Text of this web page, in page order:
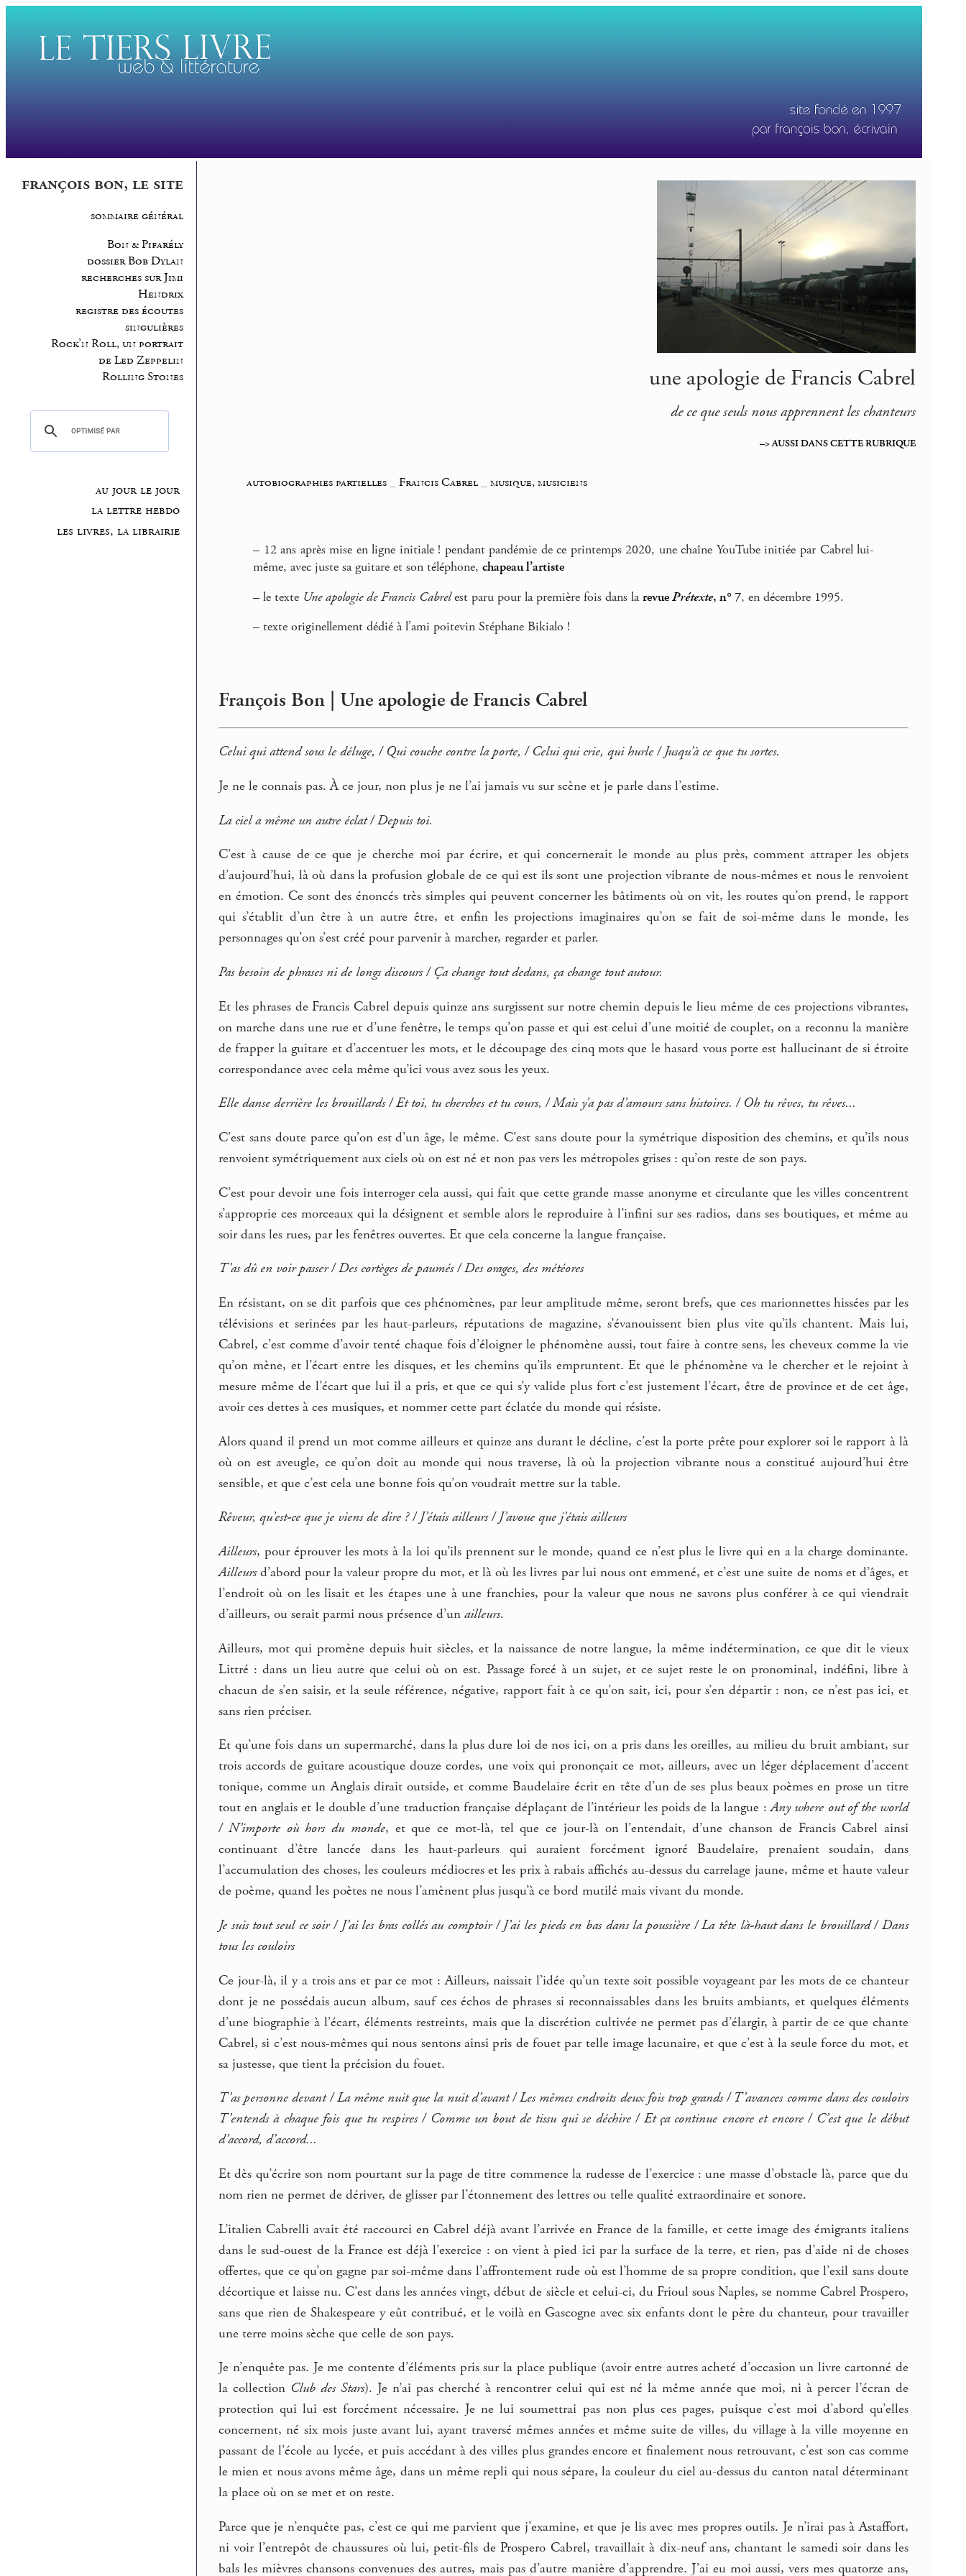
françois bon, le site
sommaire général
Bon & Pifarély
dossier Bob Dylan
recherches sur Jimi
Hendrix
registre des écoutes
singulières
Rock’n Roll, un portrait
de Led Zeppelin
Rolling Stones
au jour le jour
la lettre hebdo
les livres, la librairie
une apologie de Francis Cabrel
de ce que seuls nous apprennent les chanteurs
–> AUSSI DANS CETTE RUBRIQUE
autobiographies partielles _Francis Cabrel _musique, musiciens
– 12 ans après mise en ligne initiale ! pendant pandémie de ce printemps 2020, une chaîne YouTube initiée par Cabrel lui-
même, avec juste sa guitare et son téléphone, chapeau l’artiste
– le texte Une apologie de Francis Cabrelest paru pour la première fois dans larevuePrétexte, n° 7, en décembre 1995.
– texte originellement dédié à l’ami poitevin Stéphane Bikialo !
François Bon | Une apologie de Francis Cabrel
Celui qui attend sous le déluge, / Qui couche contre la porte, / Celui qui crie, qui hurle / Jusqu’à ce que tu sortes.
Je ne le connais pas. À ce jour, non plus je ne l’ai jamais vu sur scène et je parle dans l’estime.
La ciel a même un autre éclat / Depuis toi.
C’est à cause de ce que je cherche moi par écrire, et qui concernerait le monde au plus près, comment attraper les objets
d’aujourd’hui, là où dans la profusion globale de ce qui est ils sont une projection vibrante de nous-mêmes et nous le renvoient
en émotion. Ce sont des énoncés très simples qui peuvent concerner les bâtiments où on vit, les routes qu’on prend, le rapport
qui s’établit d’un être à un autre être, et enfin les projections imaginaires qu’on se fait de soi-même dans le monde, les
personnages qu’on s’est créé pour parvenir à marcher, regarder et parler.
Pas besoin de phrases ni de longs discours / Ça change tout dedans, ça change tout autour.
Et les phrases de Francis Cabrel depuis quinze ans surgissent sur notre chemin depuis le lieu même de ces projections vibrantes,
on marche dans une rue et d’une fenêtre, le temps qu’on passe et qui est celui d’une moitié de couplet, on a reconnu la manière
de frapper la guitare et d’accentuer les mots, et le découpage des cinq mots que le hasard vous porte est hallucinant de si étroite
correspondance avec cela même qu’ici vous avez sous les yeux.
Elle danse derrière les brouillards / Et toi, tu cherches et tu cours, / Mais y’a pas d’amours sans histoires. / Oh tu rêves, tu rêves...
C’est sans doute parce qu’on est d’un âge, le même. C’est sans doute pour la symétrique disposition des chemins, et qu’ils nous
renvoient symétriquement aux ciels où on est né et non pas vers les métropoles grises : qu’on reste de son pays.
C’est pour devoir une fois interroger cela aussi, qui fait que cette grande masse anonyme et circulante que les villes concentrent
s’approprie ces morceaux qui la désignent et semble alors le reproduire à l’infini sur ses radios, dans ses boutiques, et même au
soir dans les rues, par les fenêtres ouvertes. Et que cela concerne la langue française.
T’as dû en voir passer / Des cortèges de paumés / Des orages, des météores
En résistant, on se dit parfois que ces phénomènes, par leur amplitude même, seront brefs, que ces marionnettes hissées par les
télévisions et serinées par les haut-parleurs, réputations de magazine, s’évanouissent bien plus vite qu’ils chantent. Mais lui,
Cabrel, c’est comme d’avoir tenté chaque fois d’éloigner le phénomène aussi, tout faire à contre sens, les cheveux comme la vie
qu’on mène, et l’écart entre les disques, et les chemins qu’ils empruntent. Et que le phénomène va le chercher et le rejoint à
mesure même de l’écart que lui il a pris, et que ce qui s’y valide plus fort c’est justement l’écart, être de province et de cet âge,
avoir ces dettes à ces musiques, et nommer cette part éclatée du monde qui résiste.
Alors quand il prend un mot comme ailleurs et quinze ans durant le décline, c’est la porte prête pour explorer soi le rapport à là
où on est aveugle, ce qu’on doit au monde qui nous traverse, là où la projection vibrante nous a constitué aujourd’hui être
sensible, et que c’est cela une bonne fois qu’on voudrait mettre sur la table.
Rêveur, qu’est-ce que je viens de dire ? / J’étais ailleurs / J’avoue que j’étais ailleurs
Ailleurs, pour éprouver les mots à la loi qu’ils prennent sur le monde, quand ce n’est plus le livre qui en a la charge dominante.
Ailleursd’abord pour la valeur propre du mot, et là où les livres par lui nous ont emmené, et c’est une suite de noms et d’âges, et
l’endroit où on les lisait et les étapes une à une franchies, pour la valeur que nous ne savons plus conférer à ce qui viendrait
d’ailleurs, ou serait parmi nous présence d’un ailleurs.
Ailleurs, mot qui promène depuis huit siècles, et la naissance de notre langue, la même indétermination, ce que dit le vieux
Littré : dans un lieu autre que celui où on est. Passage forcé à un sujet, et ce sujet reste le on pronominal, indéfini, libre à
chacun de s’en saisir, et la seule référence, négative, rapport fait à ce qu’on sait, ici, pour s’en départir : non, ce n’est pas ici, et
sans rien préciser.
Et qu’une fois dans un supermarché, dans la plus dure loi de nos ici, on a pris dans les oreilles, au milieu du bruit ambiant, sur
trois accords de guitare acoustique douze cordes, une voix qui prononçait ce mot, ailleurs, avec un léger déplacement d’accent
tonique, comme un Anglais dirait outside, et comme Baudelaire écrit en tête d’un de ses plus beaux poèmes en prose un titre
tout en anglais et le double d’une traduction française déplaçant de l’intérieur les poids de la langue :Any where out of the world
/ N’importe où hors du monde, et que ce mot-là, tel que ce jour-là on l’entendait, d’une chanson de Francis Cabrel ainsi
continuant d’être lancée dans les haut-parleurs qui auraient forcément ignoré Baudelaire, prenaient soudain, dans
l’accumulation des choses, les couleurs médiocres et les prix à rabais affichés au-dessus du carrelage jaune, même et haute valeur
de poème, quand les poètes ne nous l’amènent plus jusqu’à ce bord mutilé mais vivant du monde.
Je suis tout seul ce soir / J’ai les bras collés au comptoir / J’ai les pieds en bas dans la poussière / La tête là-haut dans le brouillard / Dans
tous les couloirs
Ce jour-là, il y a trois ans et par ce mot : Ailleurs, naissait l’idée qu’un texte soit possible voyageant par les mots de ce chanteur
dont je ne possédais aucun album, sauf ces échos de phrases si reconnaissables dans les bruits ambiants, et quelques éléments
d’une biographie à l’écart, éléments restreints, mais que la discrétion cultivée ne permet pas d’élargir, à partir de ce que chante
Cabrel, si c’est nous-mêmes qui nous sentons ainsi pris de fouet par telle image lacunaire, et que c’est à la seule force du mot, et
sa justesse, que tient la précision du fouet.
T’as personne devant / La même nuit que la nuit d’avant / Les mêmes endroits deux fois trop grands / T’avances comme dans des couloirs
T’entends à chaque fois que tu respires / Comme un bout de tissu qui se déchire / Et ça continue encore et encore / C’est que le début
d’accord, d’accord...
Et dès qu’écrire son nom pourtant sur la page de titre commence la rudesse de l’exercice : une masse d’obstacle là, parce que du
nom rien ne permet de dériver, de glisser par l’étonnement des lettres ou telle qualité extraordinaire et sonore.
L’italien Cabrelli avait été raccourci en Cabrel déjà avant l’arrivée en France de la famille, et cette image des émigrants italiens
dans le sud-ouest de la France est déjà l’exercice : on vient à pied ici par la surface de la terre, et rien, pas d’aide ni de choses
offertes, que ce qu’on gagne par soi-même dans l’affrontement rude où est l’homme de sa propre condition, que l’exil sans doute
décortique et laisse nu. C’est dans les années vingt, début de siècle et celui-ci, du Frioul sous Naples, se nomme Cabrel Prospero,
sans que rien de Shakespeare y eût contribué, et le voilà en Gascogne avec six enfants dont le père du chanteur, pour travailler
une terre moins sèche que celle de son pays.
Je n’enquête pas. Je me contente d’éléments pris sur la place publique (avoir entre autres acheté d’occasion un livre cartonné de
la collection Club des Stars). Je n’ai pas cherché à rencontrer celui qui est né la même année que moi, ni à percer l’écran de
protection qui lui est forcément nécessaire. Je ne lui soumettrai pas non plus ces pages, puisque c’est moi d’abord qu’elles
concernent, né six mois juste avant lui, ayant traversé mêmes années et même suite de villes, du village à la ville moyenne en
passant de l’école au lycée, et puis accédant à des villes plus grandes encore et finalement nous retrouvant, c’est son cas comme
le mien et nous avons même âge, dans un même repli qui nous sépare, la couleur du ciel au-dessus du canton natal déterminant
la place où on se met et on reste.
Parce que je n’enquête pas, c’est ce qui me parvient que j’examine, et que je lis avec mes propres outils. Je n’irai pas à Astaffort,
ni voir l’entrepôt de chaussures où lui, petit-fils de Prospero Cabrel, travaillait à dix-neuf ans, chantant le samedi soir dans les
bals les mièvres chansons convenues des autres, mais pas d’autre manière d’apprendre. J’ai eu moi aussi, vers mes quatorze ans,